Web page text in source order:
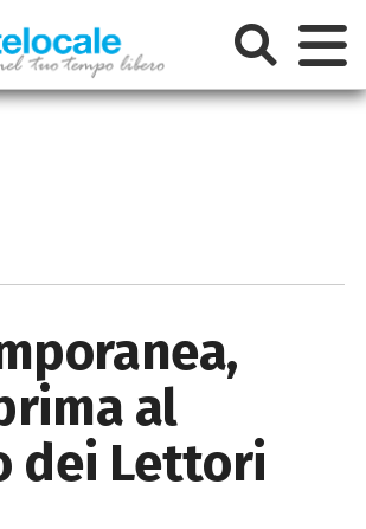
al
dei Lettori